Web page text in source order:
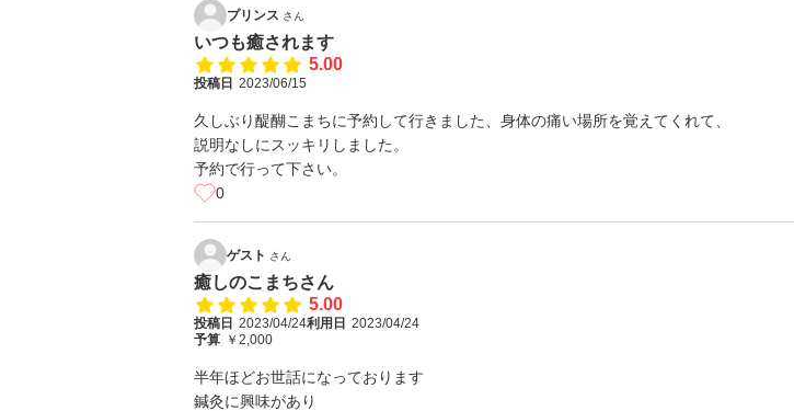
プリンス さん
いつも癒されます
5.00
投稿日 2023/06/15
久しぶり醍醐こまちに予約して行きました、身体の痛い場所を覚えてくれて、
説明なしにスッキリしました。
予約で行って下さい。
0
ゲスト さん
癒しのこまちさん
5.00
投稿日 2023/04/24利用日 2023/04/24
予算 ￥2,000
半年ほどお世話になっております
鍼灸に興味があり